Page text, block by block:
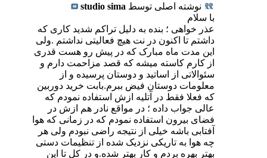
نوشته اصلی توسط studio sima
با سلام
عذر خواهی ؛ بنده به دلیل تراکم شدید کاری که
داشتم تا اکنون در نت هیچ فعالیتی نداشتم .ولی
این مدت ماه مبارک که در پیش رو هست قدری
از کارم کاسته میشه که قصد مزاحمت دارم و
سئوالاتی از اساتید و دوستان پرسیده و از
معلومات دوستان فیض ببرم.بابت خرید دوربین
که فعلا فقط در آتلیه ازش استفاده نمودم که
عالی جواب داده ؛ در مواقع نادر هم ازش در
فضای بیرون استفاده نمودم که در زمانی که هوا
آفتابی باشه خیلی از نتیجه راضی نبودم ولی هر
چه هوا به تاریکی نزدیک شده از تنظیمات دستی
بهتر بهره بردم و کار بهتر شده.و در کل تا این